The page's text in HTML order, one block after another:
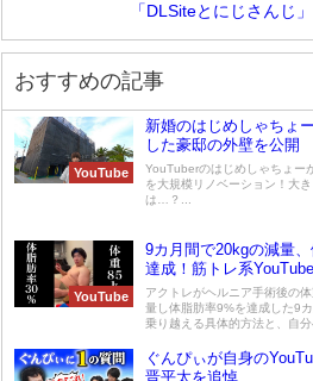
「DLSiteとにじさんじ
おすすめの記事
YouTube
新婚のはじめしゃちょ
した豪邸の外壁を公開
YouTuberのはじめしゃちょー
を大規模リノベーション！大
は…？...
YouTube
9カ月間で20kgの減量
達成！筋トレ系
トーリー
アクトレがヘルニア手術後の
量し体脂肪率9%を達成した9
乗り越える具体的方法と、自分
ぐんぴぃが自身の
晋平太を追悼